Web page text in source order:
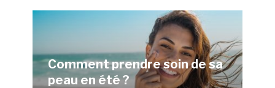
Comment prendre soin de sa
peau en été ?